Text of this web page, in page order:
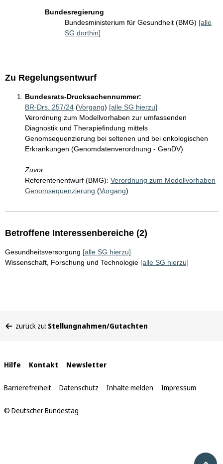
Bundesregierung
Bundesministerium für Gesundheit (BMG) [alle
SG dorthin]
Zu Regelungsentwurf
Bundesrats-Drucksachennummer:
BR-Drs. 257/24 (Vorgang) [alle SG hierzu]
Verordnung zum Modellvorhaben zur umfassenden
Diagnostik und Therapiefindung mittels
Genomsequenzierung bei seltenen und bei onkologischen
Erkrankungen (Genomdatenverordnung - GenDV)
Zuvor:
Referentenentwurf (BMG): Verordnung zum Modellvorhaben
Genomsequenzierung (Vorgang)
Betroffene Interessenbereiche (2)
Gesundheitsversorgung [alle SG hierzu]
Wissenschaft, Forschung und Technologie [alle SG hierzu]
befinden
zurück zu: Stellungnahmen/Gutachten
Interne
Links
Hilfe Kontakt Newsletter
Barrierefreiheit Datenschutz Inhalte melden Impressum
© Deutscher Bundestag